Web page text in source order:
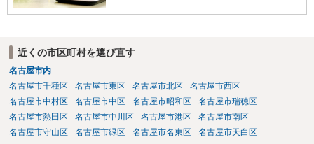
近くの市区町村を選び直す
名古屋市内
名古屋市千種区
名古屋市東区 名古屋市北区
名古屋市西区
名古屋市中村区
名古屋市中区 名古屋市昭和区
名古屋市瑞穂区
名古屋市熱田区
名古屋市中川区 名古屋市港区
名古屋市南区
名古屋市守山区
名古屋市緑区 名古屋市名東区 名古屋市天白区